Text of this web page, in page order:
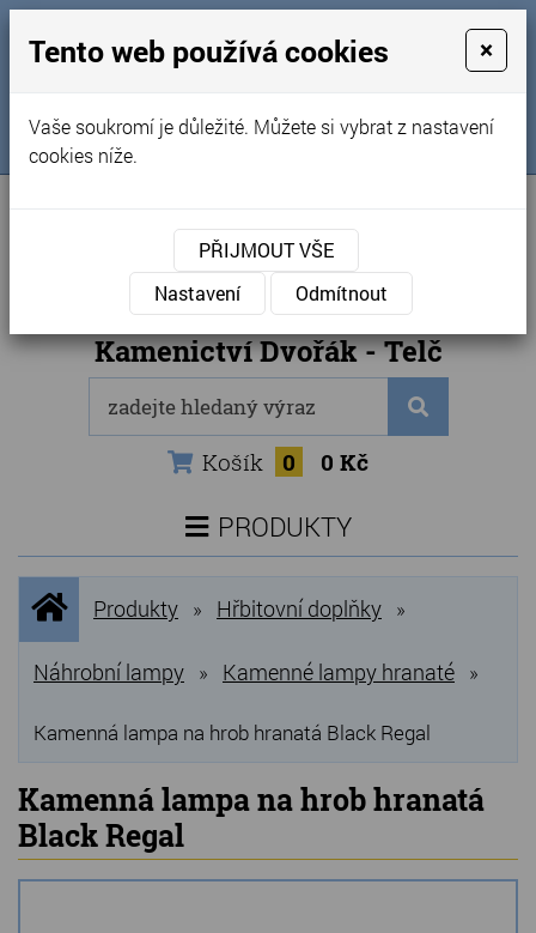
Obchodní podmínky
Kontakty
Naše kamenictví
Sledujte nás na FB
Internetový obchod
Kamenictví Dvořák - Telč
Košík 0 0 Kč
PRODUKTY
NOVINKY
NEJPRODÁVANĚJŠÍ
VÝPRODEJ
Produkty
Grilovací, pečící kameny
Lávové grilovací kameny
Kamenné truhlíky
Úvodní
stránka
Produkty » Hřbitovní doplňky »
Náhrobní lampy » Kamenné lampy hranaté »
Kamenná lampa na hrob hranatá Black Regal
Kamenná lampa na hrob hranatá
Black Regal
Tento web používá cookies ×
Vaše soukromí je důležité. Můžete si vybrat z nastavení
cookies níže.
PŘIJMOUT VŠE
Nastavení
Odmítnout